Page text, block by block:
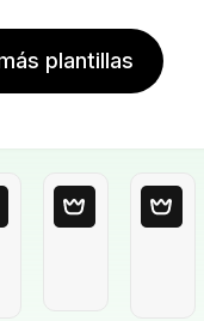
plantillas